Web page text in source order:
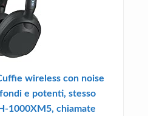
wireless con noise
e potenti, stesso
1000XM5, chiamate